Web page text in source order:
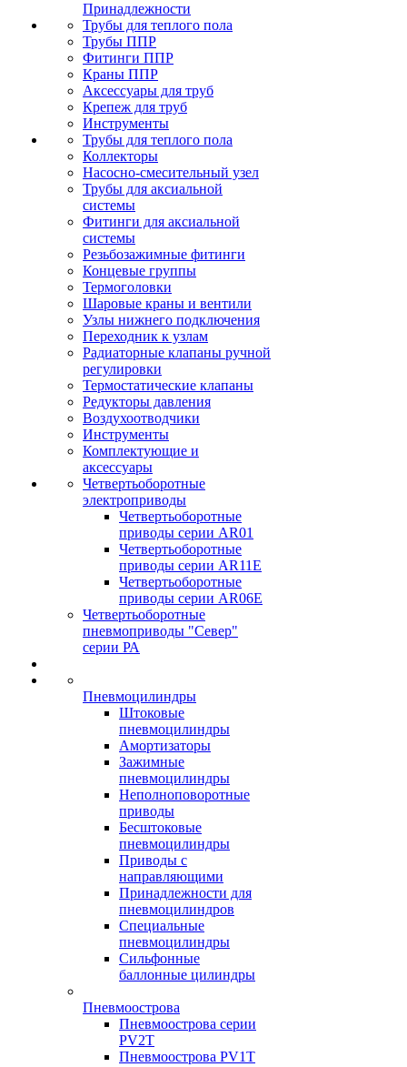
Принадлежности
Трубы для теплого пола
Трубы ППР
Фитинги ППР
Краны ППР
Аксессуары для труб
Крепеж для труб
Инструменты
Трубы для теплого пола
Коллекторы
Насосно-смесительный узел
Трубы для аксиальной
системы
Фитинги для аксиальной
системы
Резьбозажимные фитинги
Концевые группы
Термоголовки
Шаровые краны и вентили
Узлы нижнего подключения
Переходник к узлам
Радиаторные клапаны ручной
регулировки
Термостатические клапаны
Редукторы давления
Воздухоотводчики
Инструменты
Комплектующие и
аксессуары
Четвертьоборотные
электроприводы
Четвертьоборотные
приводы серии AR01
Четвертьоборотные
приводы серии AR11E
Четвертьоборотные
приводы серии AR06E
Четвертьоборотные
пневмоприводы "Север"
серии РА
Пневмоцилиндры
Штоковые
пневмоцилиндры
Амортизаторы
Зажимные
пневмоцилиндры
Неполноповоротные
приводы
Бесштоковые
пневмоцилиндры
Приводы с
направляющими
Принадлежности для
пневмоцилиндров
Специальные
пневмоцилиндры
Сильфонные
баллонные цилиндры
Пневмоострова
Пневмоострова серии
PV2T
Пневмоострова PV1T